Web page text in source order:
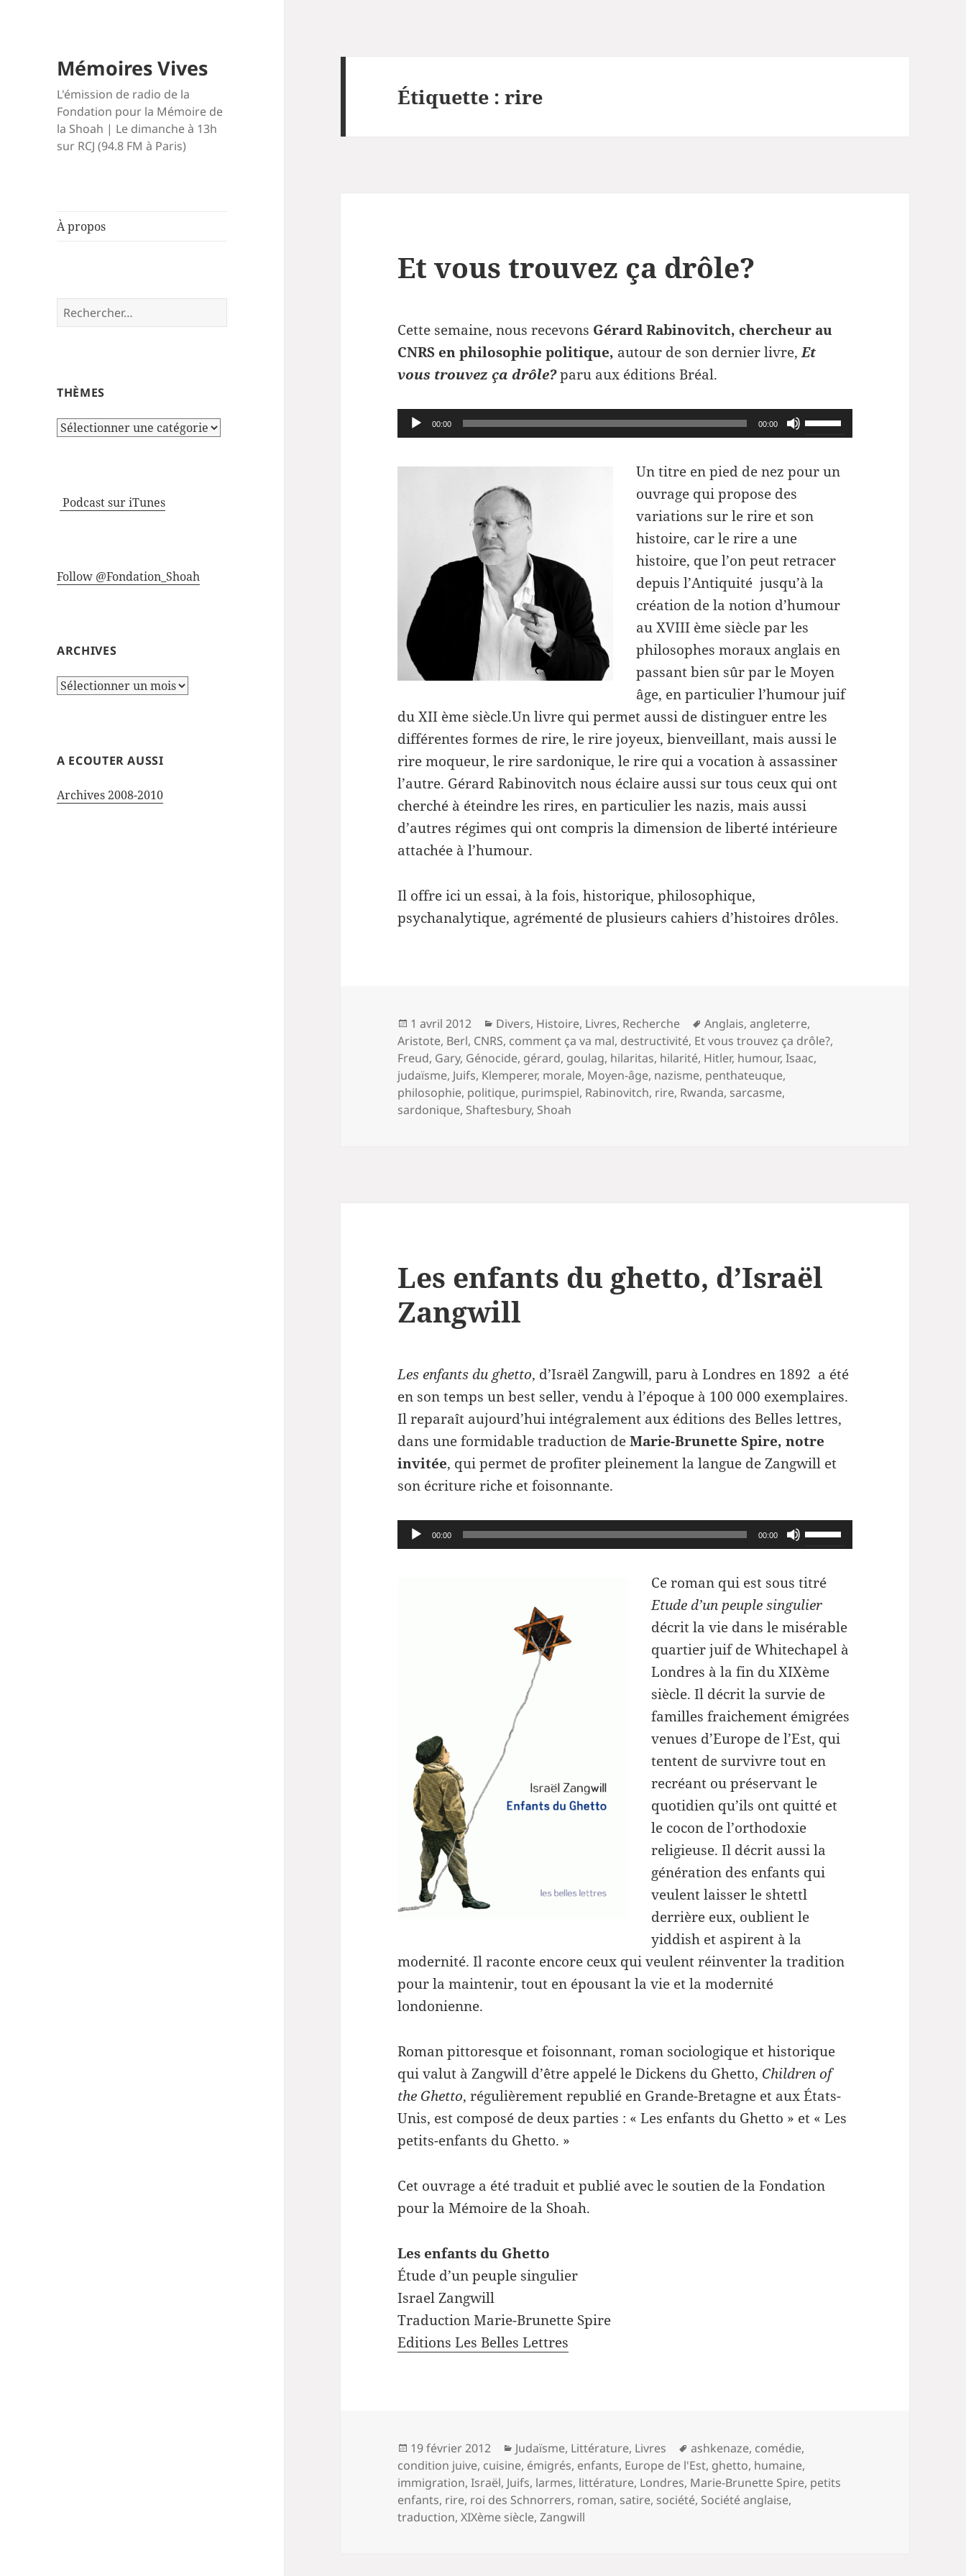
Mémoires Vives
L'émission de radio de la
Fondation pour la Mémoire de
la Shoah | Le dimanche à 13h
sur RCJ (94.8 FM à Paris)
À propos
Rechercher :
THÈMES
Thèmes
Podcast sur iTunes
Follow @Fondation_Shoah
ARCHIVES
Archives
A ECOUTER AUSSI
Archives 2008-2010
Étiquette :rire
Et vous trouvez ça drôle?
Cette semaine, nous recevons Gérard Rabinovitch, chercheur au
CNRS en philosophie politique, autour de son dernier livre,Et
vous trouvez ça drôle?paru aux éditions Bréal.
Lecteur
audio
00:00 00:00
Utilisez
les
diminuer
Un titre en pied de nez pour un
ouvrage qui propose des
variations sur le rire et son
histoire, car le rire a une
histoire, que l’on peut retracer
depuis l’Antiquité jusqu’à la
création de la notion d’humour
au XVIII ème siècle par les
philosophes moraux anglais en
passant bien sûr par le Moyen
âge, en particulier l’humour juif
du XII ème siècle.Un livre qui permet aussi de distinguer entre les
différentes formes de rire, le rire joyeux, bienveillant, mais aussi le
rire moqueur, le rire sardonique, le rire qui a vocation à assassiner
l’autre. Gérard Rabinovitch nous éclaire aussi sur tous ceux qui ont
cherché à éteindre les rires, en particulier les nazis, mais aussi
d’autres régimes qui ont compris la dimension de liberté intérieure
attachée à l’humour.
Il offre ici un essai, à la fois, historique, philosophique,
psychanalytique, agrémenté de plusieurs cahiers d’histoires drôles.
Publié
le
1 avril 2012 Catégories
Divers, Histoire, Livres, Recherche
Mots-
clés
Anglais,angleterre,
Aristote, Berl, CNRS, comment ça va mal, destructivité, Et vous trouvez ça drôle?,
Freud, Gary, Génocide, gérard, goulag, hilaritas, hilarité, Hitler, humour,Isaac,
judaïsme, Juifs, Klemperer, morale, Moyen-âge, nazisme, penthateuque,
philosophie, politique, purimspiel, Rabinovitch, rire, Rwanda, sarcasme,
sardonique, Shaftesbury, Shoah
Les enfants du ghetto, d’Israël
Zangwill
Les enfants du ghetto, d’Israël Zangwill, paru à Londres en 1892 a été
en son temps un best seller, vendu à l’époque à 100 000 exemplaires.
Il reparaît aujourd’hui intégralement aux éditions des Belles lettres,
dans une formidable traduction deMarie-Brunette Spire, notre
invitée, qui permet de profiter pleinement la langue de Zangwill et
son écriture riche et foisonnante.
Lecteur
audio
00:00 00:00
Utilisez
les
flèches
haut/bas
pour
augmenter
ou
diminuer
le
volume.
Ce roman qui est sous titré
Etude d’un peuple singulier
décrit la vie dans le misérable
quartier juif de Whitechapel à
Londres à la fin du XIXème
siècle. Il décrit la survie de
familles fraichement émigrées
venues d’Europe de l’Est, qui
tentent de survivre tout en
recréant ou préservant le
quotidien qu’ils ont quitté et
le cocon de l’orthodoxie
religieuse. Il décrit aussi la
génération des enfants qui
veulent laisser le shtettl
derrière eux, oublient le
yiddish et aspirent à la
modernité. Il raconte encore ceux qui veulent réinventer la tradition
pour la maintenir, tout en épousant la vie et la modernité
londonienne.
Roman pittoresque et foisonnant, roman sociologique et historique
qui valut à Zangwill d’être appelé le Dickens du Ghetto, Children of
the Ghetto, régulièrement republié en Grande-Bretagne et aux États-
Unis, est composé de deux parties : « Les enfants du Ghetto » et « Les
petits-enfants du Ghetto. »
Cet ouvrage a été traduit et publié avec le soutien de la Fondation
pour la Mémoire de la Shoah.
Les enfants du Ghetto
Étude d’un peuple singulier
Israel Zangwill
Traduction Marie-Brunette Spire
Editions Les Belles Lettres
Publié
le
19 février 2012 Catégories
Judaïsme, Littérature, Livres
Mots-
clés
ashkenaze, comédie,
condition juive, cuisine, émigrés, enfants, Europe de l'Est, ghetto, humaine,
immigration,Israël, Juifs, larmes, littérature, Londres, Marie-Brunette Spire, petits
enfants, rire, roi des Schnorrers, roman, satire, société, Société anglaise,
traduction,XIXème siècle,Zangwill